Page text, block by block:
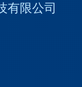
有限公司